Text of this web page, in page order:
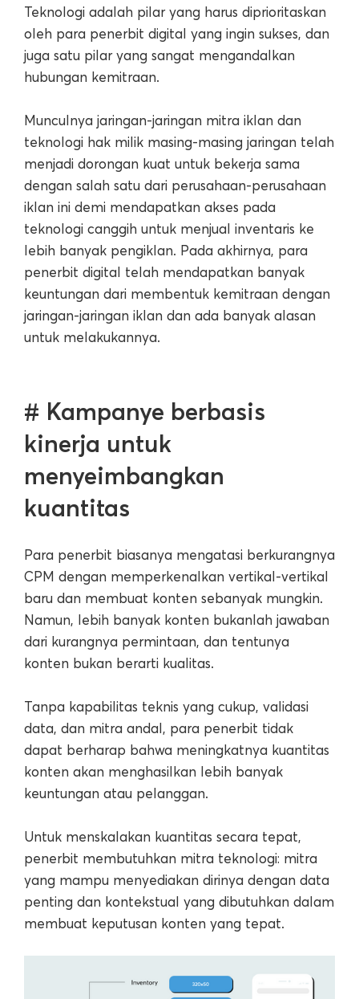
Teknologi adalah pilar yang harus diprioritaskan
oleh para penerbit digital yang ingin sukses, dan
juga satu pilar yang sangat mengandalkan
hubungan kemitraan.
Munculnya jaringan-jaringan mitra iklan dan
teknologi hak milik masing-masing jaringan telah
menjadi dorongan kuat untuk bekerja sama
dengan salah satu dari perusahaan-perusahaan
iklan ini demi mendapatkan akses pada
teknologi canggih untuk menjual inventaris ke
lebih banyak pengiklan. Pada akhirnya, para
penerbit digital telah mendapatkan banyak
keuntungan dari membentuk kemitraan dengan
jaringan-jaringan iklan dan ada banyak alasan
untuk melakukannya.
# Kampanye berbasis
kinerja untuk
menyeimbangkan
kuantitas
Para penerbit biasanya mengatasi berkurangnya
CPM dengan memperkenalkan vertikal-vertikal
baru dan membuat konten sebanyak mungkin.
Namun, lebih banyak konten bukanlah jawaban
dari kurangnya permintaan, dan tentunya
konten bukan berarti kualitas.
Tanpa kapabilitas teknis yang cukup, validasi
data, dan mitra andal, para penerbit tidak
dapat berharap bahwa meningkatnya kuantitas
konten akan menghasilkan lebih banyak
keuntungan atau pelanggan.
Untuk menskalakan kuantitas secara tepat,
penerbit membutuhkan mitra teknologi: mitra
yang mampu menyediakan dirinya dengan data
penting dan kontekstual yang dibutuhkan dalam
membuat keputusan konten yang tepat.